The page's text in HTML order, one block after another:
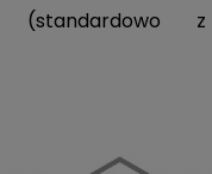
(standardowo